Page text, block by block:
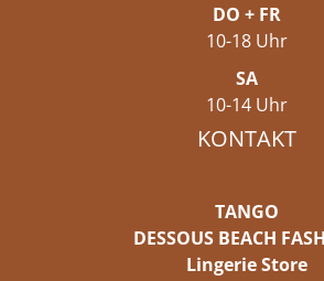
DO + FR
10-18 Uhr
SA
10-14 Uhr
KONTAKT
TANGO
DESSOUS BEACH
Lingerie Store